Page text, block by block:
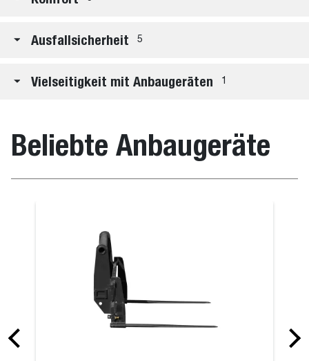
Ausfallsicherheit 5
Vielseitigkeit mit Anbaugeräten 1
Beliebte Anbaugeräte